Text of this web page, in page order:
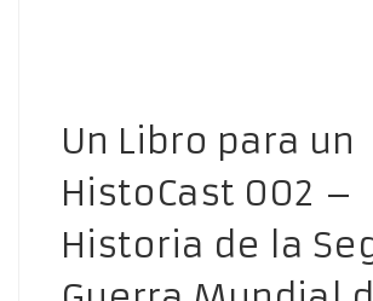
Un Libro para un
HistoCast 002 –
Historia de la